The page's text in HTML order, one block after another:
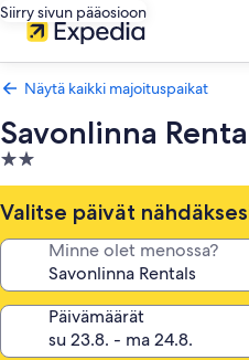
Siirry sivun pääosioon
Näytä kaikki majoituspaikat
Savonlinna
2.0
tähden
majoituspaikka
Valitse päivät
Minne olet menossa?
Päivämäärät